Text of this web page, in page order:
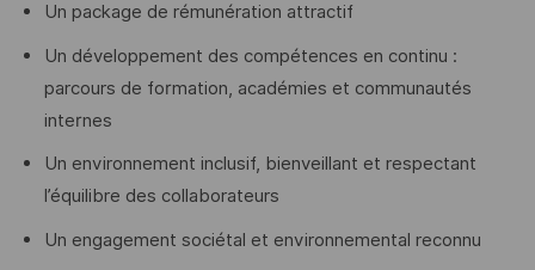
Un package de rémunération attractif
Un développement des compétences en continu :
parcours de formation, académies et communautés
internes
Un environnement inclusif, bienveillant et respectant
l’équilibre des collaborateurs
Un engagement sociétal et environnemental reconnu